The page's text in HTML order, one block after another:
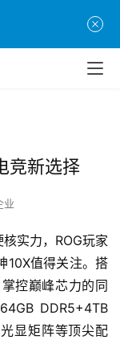
竞新选择
业
实力，ROG玩家
10X值得关注。搭
控巅峰芯力的同
DDR5+4TB
显矩阵等顶尖配